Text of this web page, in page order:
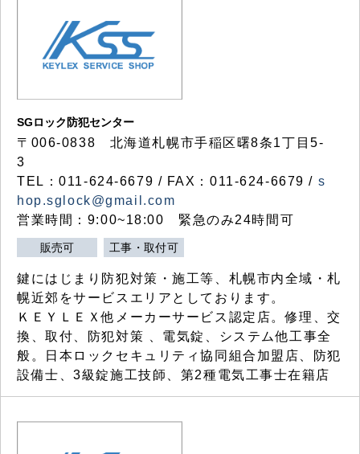
SGロック防犯センター
〒006-0838 北海道札幌市手稲区曙8条1丁目5-
3
TEL：011-624-6679 / FAX：011-624-6679 / s
hop.sglock@gmail.com
営業時間：9:00~18:00 緊急のみ24時間可
販売可 工事・取付可
鍵にはじまり防犯対策・施工等、札幌市内全域・札
幌近郊をサービスエリアとしております。
ＫＥＹＬＥＸ他メーカーサービス認定店。修理、交
換、取付、防犯対策 、電気錠、システム他工事全
般。日本ロックセキュリティ協同組合加盟店、防犯
設備士、3級錠施工技師、第2種電気工事士在籍店